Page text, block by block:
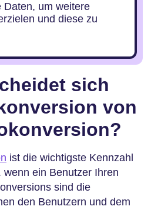
Daten, um weitere
und diese zu
sich
von
ist die wichtigste Kennzahl
ein Benutzer Ihren
sind die
den Benutzern und dem